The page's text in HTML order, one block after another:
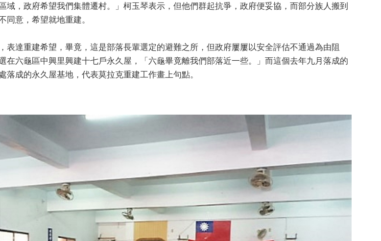
域，政府希望我們集體遷村。」柯玉琴表示，但他們群起抗爭，政府便妥協，而部分族人搬到
同意，希望就地重建。
表達重建希望，畢竟，這是部落長輩選定的避難之所，但政府屢屢以安全評估不通過為由阻
在六龜區中興里興建十七戶永久屋，「六龜畢竟離我們部落近一些。」而這個去年九月落成的
落成的永久屋基地，代表莫拉克重建工作畫上句點。